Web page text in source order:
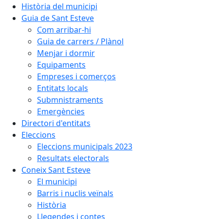
Història del municipi
Guia de Sant Esteve
Com arribar-hi
Guia de carrers / Plànol
Menjar i dormir
Equipaments
Empreses i comerços
Entitats locals
Submnistraments
Emergències
Directori d'entitats
Eleccions
Eleccions municipals 2023
Resultats electorals
Coneix Sant Esteve
El municipi
Barris i nuclis veïnals
Història
Llegendes i contes